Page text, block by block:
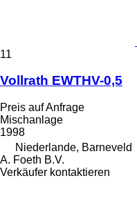
11
Vollrath EWTHV-0,5
Preis auf Anfrage
Mischanlage
1998
Niederlande, Barneveld
A. Foeth B.V.
Verkäufer kontaktieren